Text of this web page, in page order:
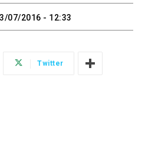
07/2016 - 12:33
Twitter